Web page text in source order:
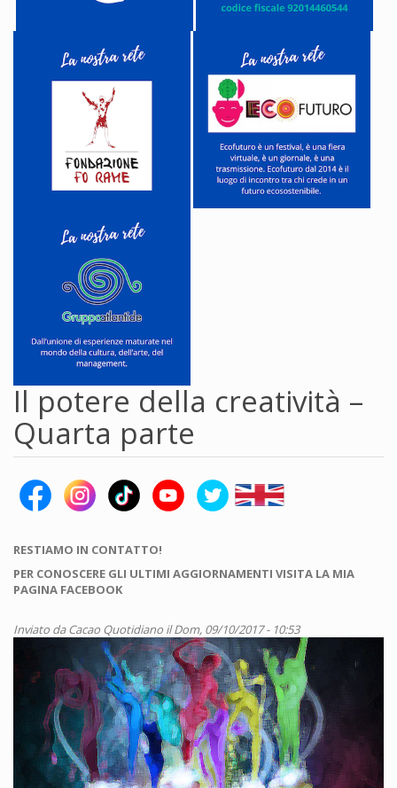
Il potere della creatività –
Quarta parte
RESTIAMO IN CONTATTO!
PER CONOSCERE GLI ULTIMI AGGIORNAMENTI VISITA LA MIA
PAGINA FACEBOOK
Inviato daCacao Quotidiano il Dom, 09/10/2017 - 10:53